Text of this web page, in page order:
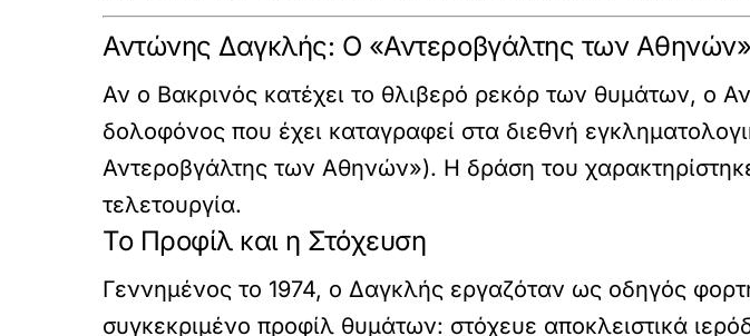
Αντώνης Δαγκλής: Ο «Αντεροβγάλτης των Αθηνών»
Αν ο Βακρινός κατέχει το θλιβερό ρεκόρ των θυμάτων, ο
δολοφόνος που έχει καταγραφεί στα διεθνή
Αντεροβγάλτης των Αθηνών»). Η δράση του
τελετουργία.
Το Προφίλ και η Στόχευση
Γεννημένος το 1974, ο Δαγκλής εργαζόταν ως οδηγός
συγκεκριμένο προφίλ θυμάτων: στόχευε αποκλειστικά